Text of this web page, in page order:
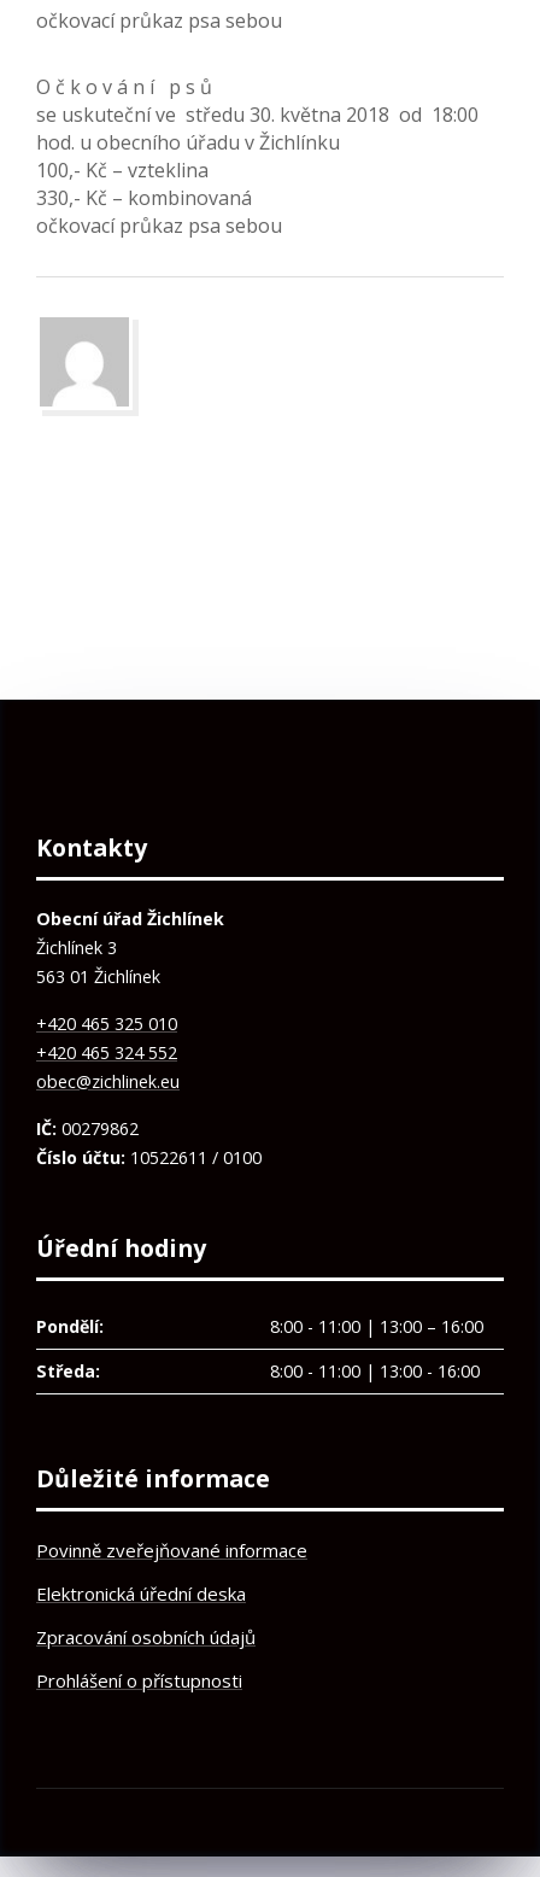
očkovací průkaz psa sebou
O č k o v á n í p s ů
se uskuteční ve středu 30. května 2018 od 18:00
hod. u obecního úřadu v Žichlínku
100,- Kč – vzteklina
330,- Kč – kombinovaná
očkovací průkaz psa sebou
Kontakty
Obecní úřad Žichlínek
Žichlínek 3
563 01 Žichlínek
+420 465 325 010
+420 465 324 552
obec@zichlinek.eu
IČ: 00279862
Číslo účtu: 10522611 / 0100
Úřední hodiny
Pondělí:
8:00 - 11:00 | 13:00 – 16:00
Středa:
8:00 - 11:00 | 13:00 - 16:00
Důležité informace
Povinně zveřejňované informace
Elektronická úřední deska
Zpracování osobních údajů
Prohlášení o přístupnosti